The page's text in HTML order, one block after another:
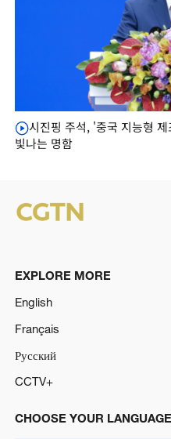
시진핑 주석, '중국 지능형
빛나는 명함
EXPLORE MORE
English
Français
Русский
CCTV+
CHOOSE YOUR LANGUAGE